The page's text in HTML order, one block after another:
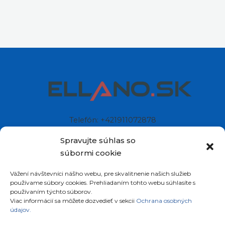
Spravujte súhlas so
súbormi cookie
Vážení návštevníci nášho webu, pre skvalitnenie našich služieb
používame súbory cookies. Prehliadaním tohto webu súhlasíte s
používaním týchto súborov.
Viac informácií sa môžete dozvedieť v sekcii Ochrana osobných
údajov.
Telefón: +421911072878
Sídlo: Štiavnička 211/49
Slovenská republika